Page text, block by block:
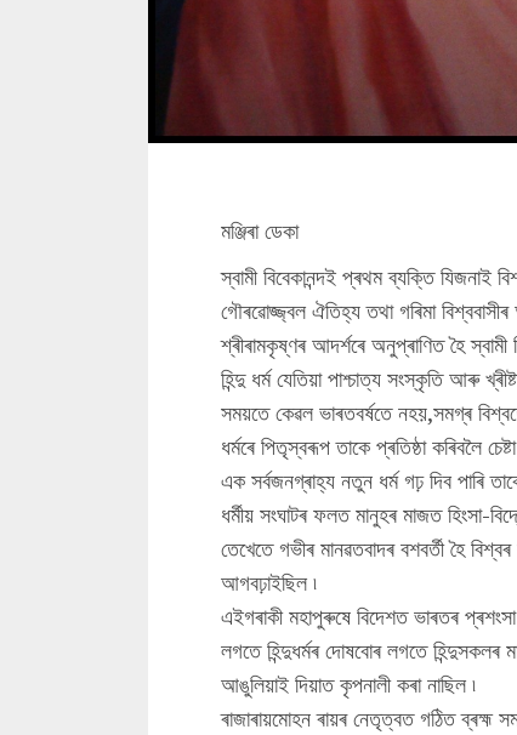
মঞ্জিৰা ডেকা
স্বামী বিবেকানন্দই প্ৰথম ব্যক্তি যিজনাই
গৌৰৱোজ্জ্বল ঐতিহ্য তথা গৰিমা
শ্ৰীৰামকৃষ্ণৰ আদৰ্শৰে অনুপ্ৰাণিত হৈ স্বামী
হিন্দু ধৰ্ম যেতিয়া পাশ্চাত্য সংস্কৃতি আৰু
সময়তে কেৱল ভাৰতবৰ্ষতে নহয়,সমগ্ৰ
ধৰ্মৰে পিতৃস্বৰূপ তাকে প্ৰতিষ্ঠা কৰিবলৈ
এক সৰ্বজনগ্ৰাহ্য নতুন ধৰ্ম গঢ় দিব পাৰি
ধৰ্মীয় সংঘাটৰ ফলত মানুহৰ মাজত হিংসা-
তেখেতে গভীৰ মানৱতবাদৰ বশবৰ্তী হৈ
আগবঢ়াইছিল ৷
এইগৰাকী মহাপুৰুষে বিদেশত ভাৰতৰ
লগতে হিন্দুধৰ্মৰ দোষবোৰ লগতে
আঙুলিয়াই দিয়াত কৃপনালী কৰা নাছিল ৷
ৰাজাৰায়মোহন ৰায়ৰ নেতৃত্বত গঠিত ব্ৰহ্ম